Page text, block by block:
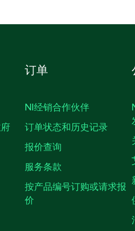
订单
NI经销合作伙伴
订单状态和历史记录
报价查询
服务条款
按产品编号订购或请求报
价